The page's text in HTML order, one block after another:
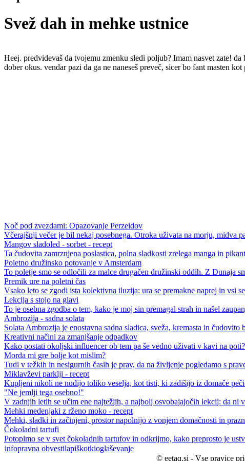
Svež dah in mehke ustnice
Heej. predvidevaš da tvojemu zmenku sledi poljub? Imam nasvet zate!
dober okus. vendar pazi da ga ne naneseš preveč, sicer bo fant masten
Noč pod zvezdami: Opazovanje Perzeidov
Včerajšnji večer je bil nekaj posebnega. Otroka uživata na morju, midva
Mangov sladoled - sorbet - recept
Ta čudovita zamrznjena poslastica, polna sladkosti zrelega manga in
Poletno družinsko potovanje v Amsterdam
To poletje smo se odločili za malce drugačen družinski oddih. Z Dunaja
Premik ure na poletni čas
Vsako leto se zgodi ista kolektivna iluzija: ura se premakne naprej in vsi
Lekcija s stojo na glavi
To je osebna zgodba o tem, kako je moj sin premagal strah in našel
Ambrozija - sadna solata
Solata Ambrozija je enostavna sadna sladica, sveža, kremasta in čudovito
Kreativni načini za zmanjšanje odpadkov
Kako postati okoljski influencer ob tem pa še vedno uživati v kavi na poti?
Morda mi gre bolje kot mislim?
Tudi v težkih in nesigurnih časih je prav, da na življenje pogledamo s
Miklavževi parklji - recept
Kupljeni nikoli ne nudijo toliko veselja, kot tisti, ki zadišijo iz domače
"Ne jemlji tega osebno!"
V zadnjih letih se učim ene najtežjih, a najbolj osvobajajočih lekcij: da ni
Mehki medenjaki z rženo moko - recept
Mehki, sladki in začinjeni, prostor napolnijo z vonjem domačnosti in
Čokoladni tartufi
Potopimo se v svet čokoladnih tartufov in odkrijmo, kako preprosto je
infopravna obvestilapiškotkioglaševanje
© eetaq.si - Vse pravice